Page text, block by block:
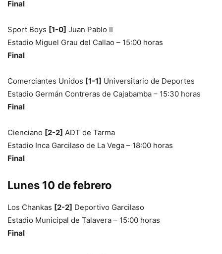
Final
Sport Boys [1-0] Juan Pablo II
Estadio Miguel Grau del Callao – 15:00 horas
Final
Comerciantes Unidos [1-1] Universitario de Deportes
Estadio Germán Contreras de Cajabamba – 15:30 horas
Final
Cienciano [2-2] ADT de Tarma
Estadio Inca Garcilaso de La Vega – 18:00 horas
Final
Lunes 10 de febrero
Los Chankas [2-2] Deportivo Garcilaso
Estadio Municipal de Talavera – 15:00 horas
Final